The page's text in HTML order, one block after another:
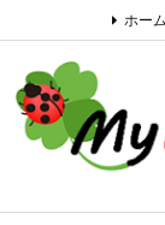
ホーム